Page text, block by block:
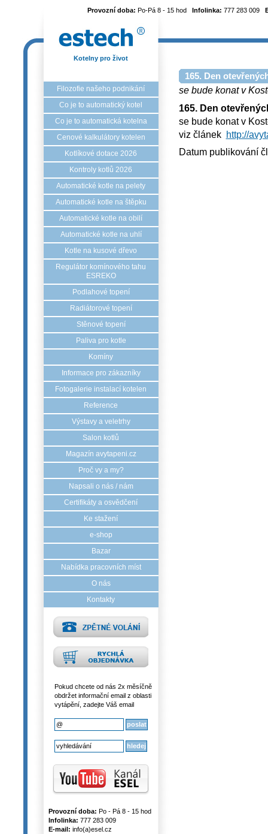
Provozní doba: Po-Pá 8 - 15 hod Infolinka: 777 283 009
Kotelny pro život
Filozofie našeho podnikání
Co je to automatický kotel
Co je to automatická kotelna
Cenové kalkulátory kotelen
Kotlíkové dotace 2026
Kontroly kotlů 2026
Automatické kotle na pelety
Automatické kotle na štěpku
Automatické kotle na obilí
Automatické kotle na uhlí
Kotle na kusové dřevo
Regulátor komínového tahu
ESREKO
Podlahové topení
Radiátorové topení
Stěnové topení
Paliva pro kotle
Komíny
Informace pro zákazníky
Fotogalerie instalací kotelen
Reference
Výstavy a veletrhy
Salon kotlů
Magazín avytapeni.cz
Proč vy a my?
Napsali o nás / nám
Certifikáty a osvědčení
Ke stažení
e-shop
Bazar
Nabídka pracovních míst
O nás
Kontakty
Pokud chcete od nás 2x měsíčně
obdržet informační email z oblasti
vytápění, zadejte Váš email
Provozní doba: Po - Pá 8 - 15 hod
Infolinka: 777 283 009
E-mail: info(a)esel.cz
165. Den
se bude konat v
165. Den
se bude konat v
viz článek http://
Datum publikování